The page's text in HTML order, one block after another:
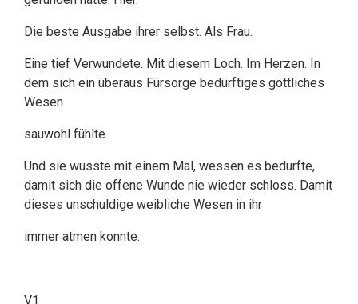
Die beste Ausgabe ihrer selbst. Als Frau.
Eine tief Verwundete. Mit diesem Loch. Im Herzen. In
dem sich ein überaus Fürsorge bedürftiges göttliches
Wesen
sauwohl fühlte.
Und sie wusste mit einem Mal, wessen es bedurfte,
damit sich die offene Wunde nie wieder schloss. Damit
dieses unschuldige weibliche Wesen in ihr
immer atmen konnte.
V1